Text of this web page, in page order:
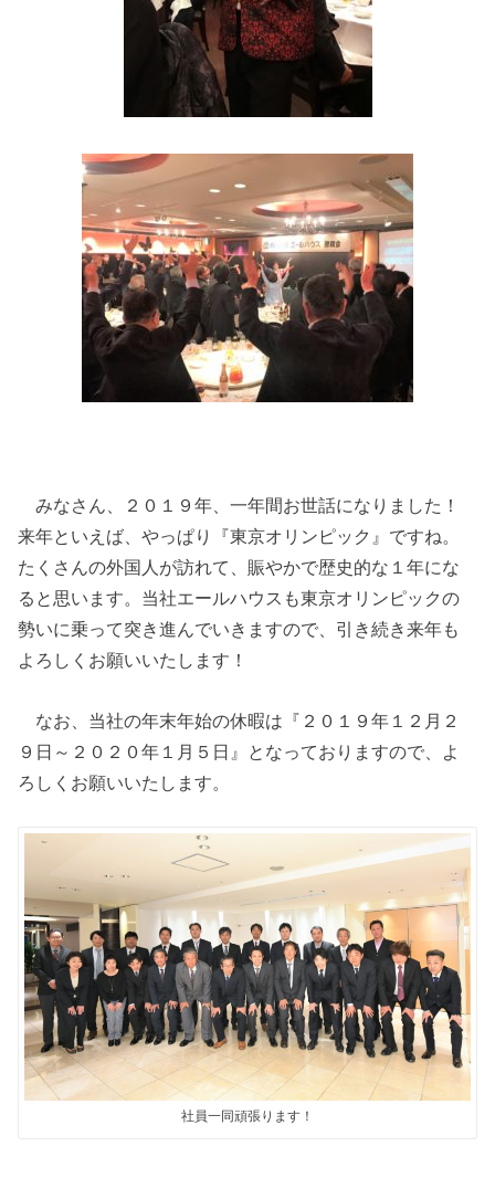
みなさん、２０１９年、一年間お世話になりました！
来年といえば、やっぱり『東京オリンピック』ですね。
たくさんの外国人が訪れて、賑やかで歴史的な１年にな
ると思います。当社エールハウスも東京オリンピックの
勢いに乗って突き進んでいきますので、引き続き来年も
よろしくお願いいたします！
なお、当社の年末年始の休暇は『２０１９年１２月２
９日～２０２０年１月５日』となっておりますので、よ
ろしくお願いいたします。
社員一同頑張ります！